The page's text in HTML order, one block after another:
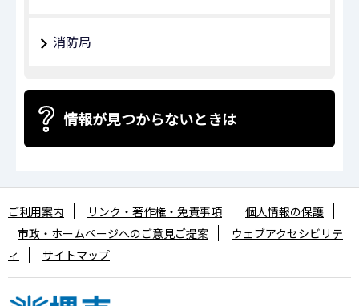
消防局
情報が見つからないときは
ご利用案内 リンク・著作権・免責事項
個人情報の保護
市政・ホームページへのご意見ご提案
ウェブアクセシビリテ
ィ
サイトマップ